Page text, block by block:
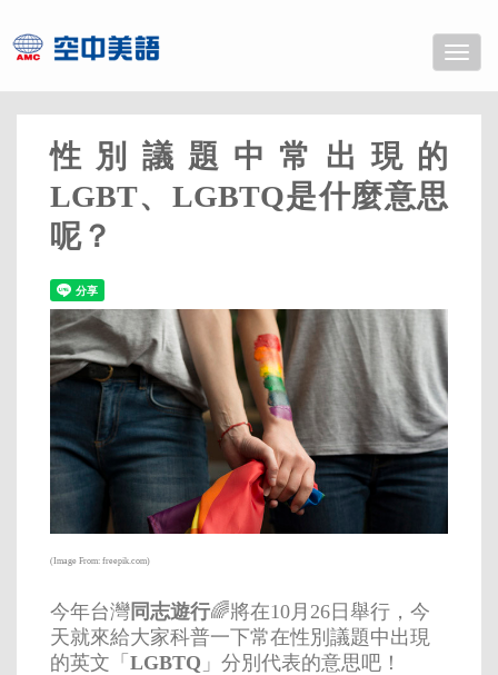
Toggle
性別議題中常出現的
LGBT、LGBTQ是什麼意思
呢？
(Image From: freepik.com)
今年台灣同志遊行🌈將在10月26日舉行，今
天就來給大家科普一下常在性別議題中出現
的英文「 LGBTQ 」分別代表的意思吧！